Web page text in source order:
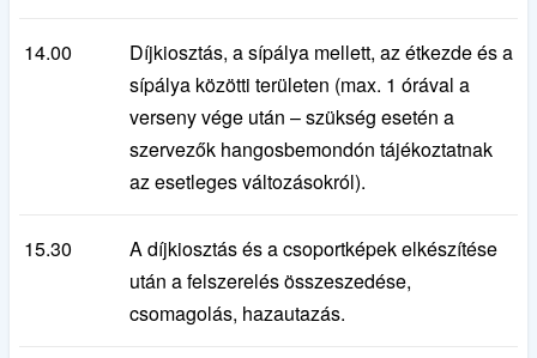
14.00
Díjkiosztás, a sípálya mellett, az étkezde és a
sípálya közötti területen (max. 1 órával a
verseny vége után – szükség esetén a
szervezők hangosbemondón tájékoztatnak
az esetleges változásokról).
15.30
A díjkiosztás és a csoportképek elkészítése
után a felszerelés összeszedése,
csomagolás, hazautazás.